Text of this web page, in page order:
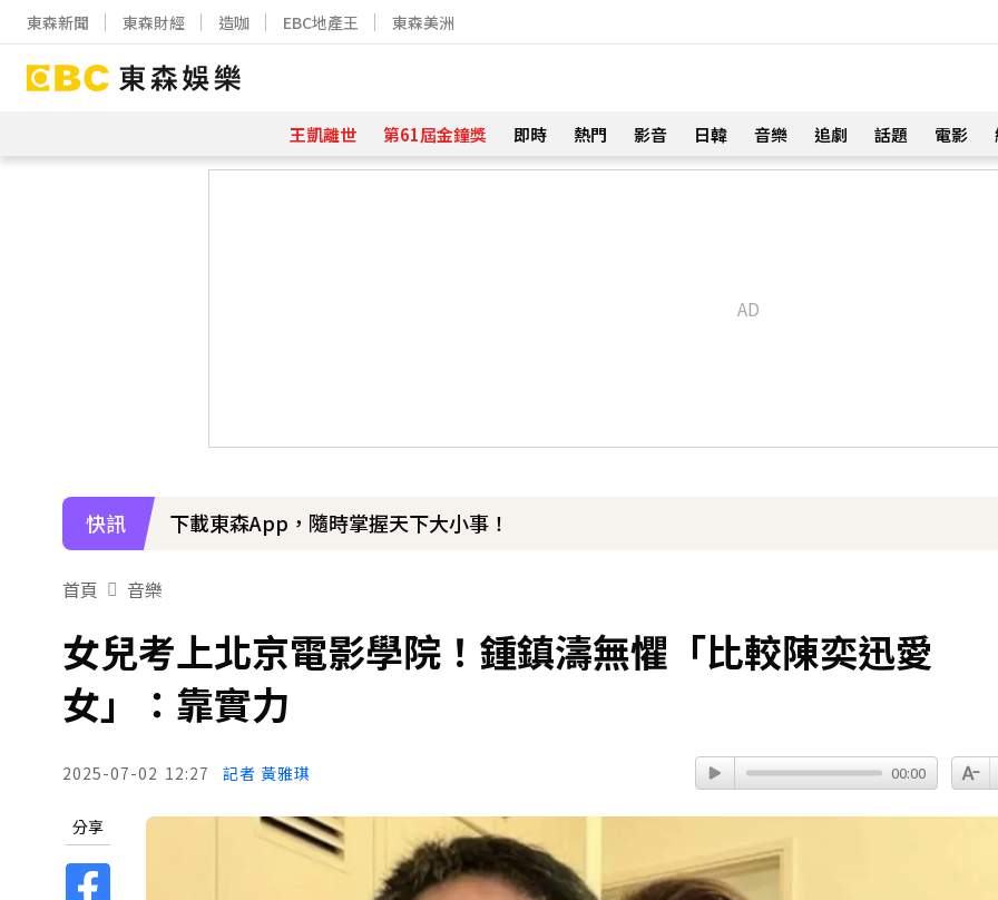
東森新聞 東森財經 造咖 EBC地產王 東森美洲
王凱離世 第61屆金鐘獎 即時 熱門 影音 日韓 音樂 追劇 話題 電影
快訊 下載東森App，隨時掌握天下大小事！
首頁 音樂
女兒考上北京電影學院！鍾鎮濤無懼「比較陳奕迅愛
女」：靠實力
2025-07-02 12:27 記者 黃雅琪 00:00
分享